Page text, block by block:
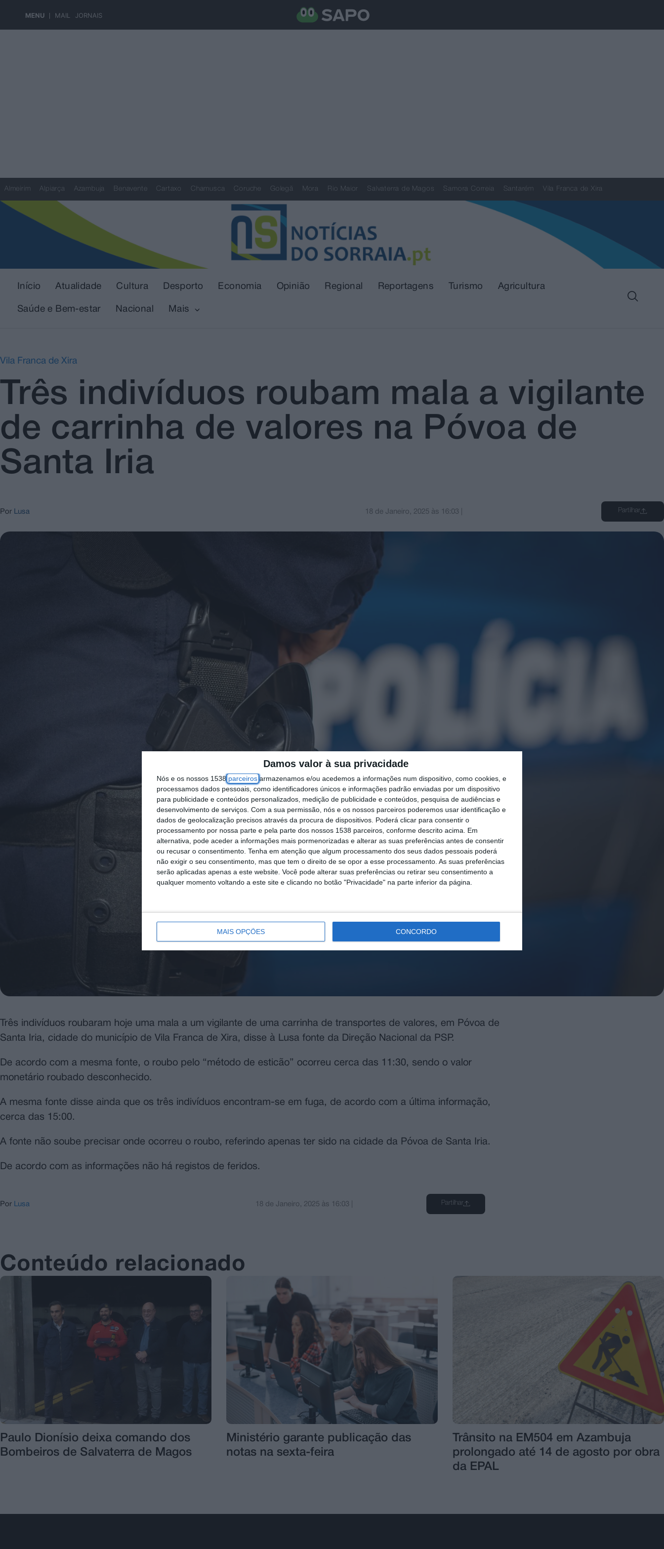
Damos valor à sua privacidade
Nós e os nossos 1538 parceiros armazenamos e/ou acedemos a informações num dispositivo, como cookies, e
processamos dados pessoais, como identificadores únicos e informações padrão enviadas por um dispositivo
para publicidade e conteúdos personalizados, medição de publicidade e conteúdos, pesquisa de audiências e
desenvolvimento de serviços. Com a sua permissão, nós e os nossos parceiros poderemos usar identificação e
dados de geolocalização precisos através da procura de dispositivos. Poderá clicar para consentir o
processamento por nossa parte e pela parte dos nossos 1538 parceiros, conforme descrito acima. Em
alternativa, pode aceder a informações mais pormenorizadas e alterar as suas preferências antes de consentir
ou recusar o consentimento. Tenha em atenção que algum processamento dos seus dados pessoais poderá
não exigir o seu consentimento, mas que tem o direito de se opor a esse processamento. As suas preferências
serão aplicadas apenas a este website. Você pode alterar suas preferências ou retirar seu consentimento a
qualquer momento voltando a este site e clicando no botão "Privacidade" na parte inferior da página.
MAIS OPÇÕES CONCORDO
MENU MAIL JORNAIS
Almeirim Alpiarça Azambuja Benavente Cartaxo Chamusca Coruche Golegã Mora Rio Maior Salvaterra de Magos Samora Correia Santarém Vila Franca de Xira
Início Atualidade Cultura Desporto Economia Opinião Regional Reportagens Turismo Agricultura
Saúde e Bem-estar Nacional Mais
Vila Franca de Xira
Três indivíduos roubam mala a vigilante
de carrinha de valores na Póvoa de
Santa Iria
Por Lusa 18 de Janeiro, 2025 às 16:03 Partilhar
Três indivíduos roubaram hoje uma mala a um vigilante de uma carrinha de transportes de valores, em Póvoa de
Santa Iria, cidade do município de Vila Franca de Xira, disse à Lusa fonte da Direção Nacional da PSP.
De acordo com a mesma fonte, o roubo pelo “método de esticão” ocorreu cerca das 11:30, sendo o valor
monetário roubado desconhecido.
A mesma fonte disse ainda que os três indivíduos encontram-se em fuga, de acordo com a última informação,
cerca das 15:00.
A fonte não soube precisar onde ocorreu o roubo, referindo apenas ter sido na cidade da Póvoa de Santa Iria.
De acordo com as informações não há registos de feridos.
Por Lusa 18 de Janeiro, 2025 às 16:03 Partilhar
Conteúdo relacionado
Paulo Dionísio deixa comando dos
Bombeiros de Salvaterra de Magos
Ministério garante publicação das
notas na sexta-feira
Trânsito na EM504 em Azambuja
prolongado até 14 de agosto por obra
da EPAL